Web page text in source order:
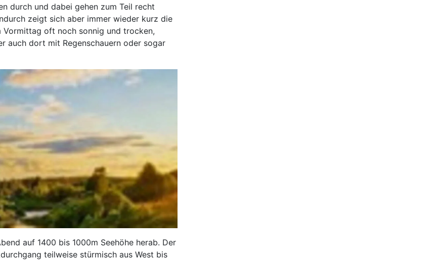
durch und dabei gehen zum Teil recht
zeigt sich aber immer wieder kurz die
Vormittag oft noch sonnig und trocken,
auch dort mit Regenschauern oder sogar
auf 1400 bis 1000m Seehöhe herab. Der
teilweise stürmisch aus West bis